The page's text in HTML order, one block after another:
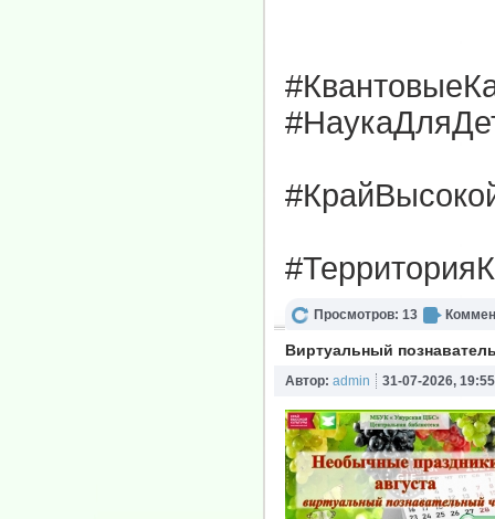
Просмотров: 13
Виртуальный
Автор: admin 31-07-2026, 19:55